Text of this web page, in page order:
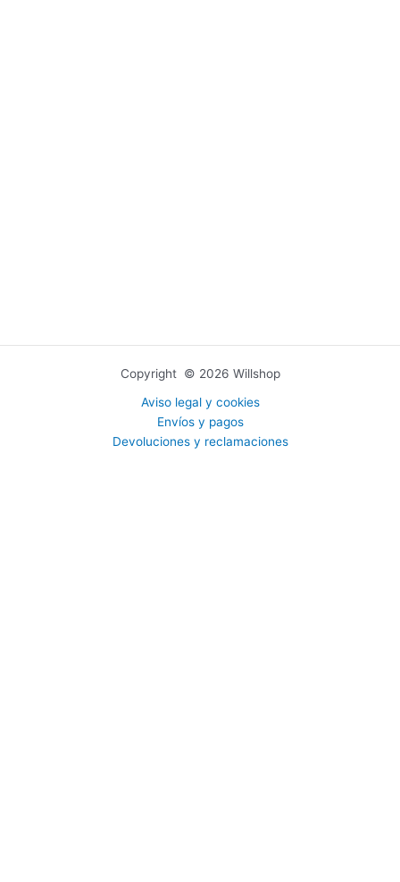
Copyright © 2026 Willshop
Aviso legal y cookies
Envíos y pagos
Devoluciones y reclamaciones